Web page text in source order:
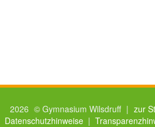
2026 © Gymnasium Wilsdruff | zur
Datenschutzhinweise |